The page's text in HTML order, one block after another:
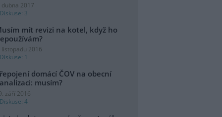
dubna 2017
Diskuse: 3
mít revizi na kotel, když ho
listopadu 2016
Diskuse: 1
domácí ČOV na obecní
musím?
září 2016
Diskuse: 4